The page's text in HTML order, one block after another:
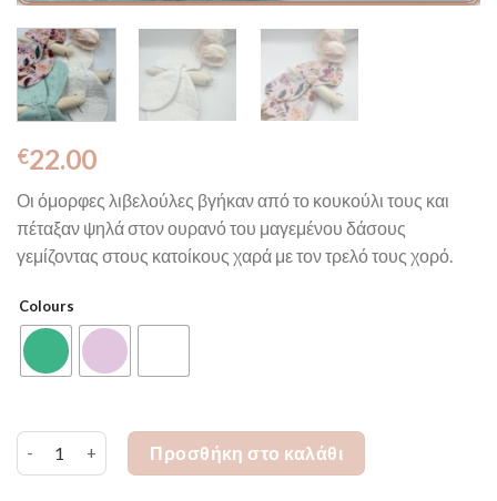
€22.00
Οι όμορφες λιβελούλες βγήκαν από το κουκούλι τους και
πέταξαν ψηλά στον ουρανό του μαγεμένου δάσους
γεμίζοντας στους κατοίκους χαρά με τον τρελό τους χορό.
Colours
Λιβελούλες - Tiny Wanderers ποσότητα
Προσθήκη στο καλάθι